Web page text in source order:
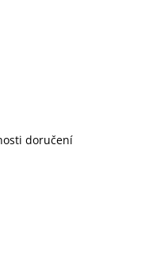
doručení